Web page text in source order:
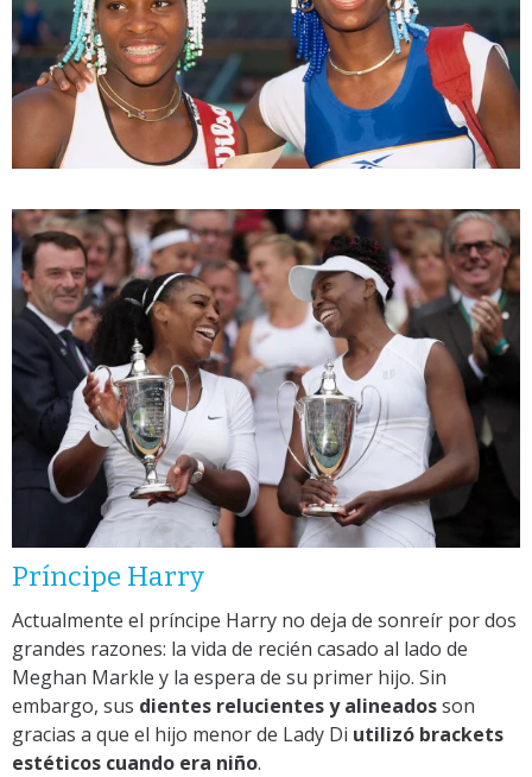
Príncipe Harry
Actualmente el príncipe Harry no deja de sonreír por dos
grandes razones: la vida de recién casado al lado de
Meghan Markle y la espera de su primer hijo. Sin
embargo, sus dientes relucientes y alineadosson
gracias a que el hijo menor de Lady Di utilizó brackets
estéticos cuando era niño.